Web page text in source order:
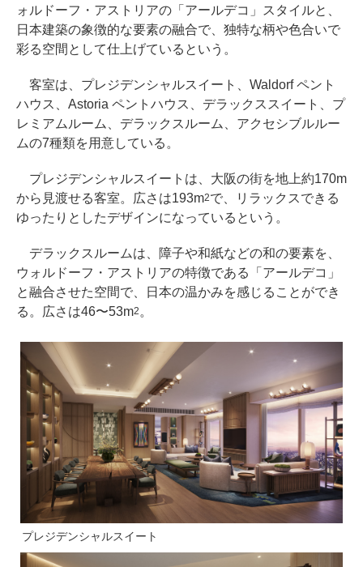
ォルドーフ・アストリアの「アールデコ」スタイルと、
日本建築の象徴的な要素の融合で、独特な柄や色合いで
彩る空間として仕上げているという。
客室は、プレジデンシャルスイート、Waldorf ペント
ハウス、Astoria ペントハウス、デラックススイート、プ
レミアムルーム、デラックスルーム、アクセシブルルー
ムの7種類を用意している。
プレジデンシャルスイートは、大阪の街を地上約170m
から見渡せる客室。広さは193m2で、リラックスできる
ゆったりとしたデザインになっているという。
デラックスルームは、障子や和紙などの和の要素を、
ウォルドーフ・アストリアの特徴である「アールデコ」
と融合させた空間で、日本の温かみを感じることができ
る。広さは46〜53m2 。
プレジデンシャルスイート